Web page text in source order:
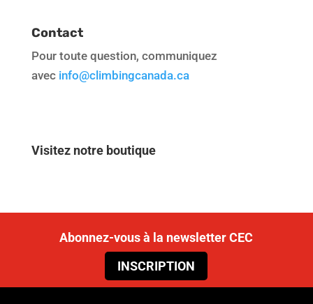
Contact
Pour toute question, communiquez
avec info@climbingcanada.ca
Visitez notre boutique
Abonnez-vous à la newsletter CEC
INSCRIPTION